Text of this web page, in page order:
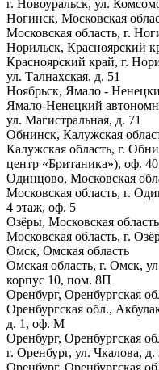
г. Новоуральск, ул.
Ногинск, Московская
Московская область, г.
Норильск, Красноярский
Красноярский край, г.
ул. Талнахская, д. 51
Ноябрьск, Ямало -
Ямало-Ненецкий
ул. Магистральная, д. 71
Обнинск, Калужская
Калужская область, г.
центр «Британика»), оф.
Одинцово, Московская
Московская область, г.
4 этаж, оф. 5
Озёры, Московская область
Московская область, г.
Омск, Омская область
Омская область, г. Омск,
корпус 10, пом. 8П
Оренбург, Оренбургская
Оренбургская обл.,
д. 1, оф. М
Оренбург, Оренбургская
г. Оренбург, ул. Чкалова,
Оренбург, Оренбургская